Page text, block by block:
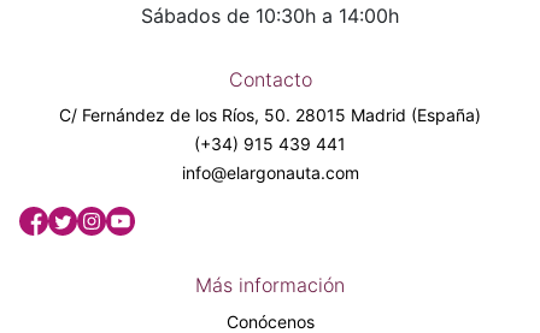
Sábados de 10:30h a 14:00h
Contacto
C/ Fernández de los Ríos, 50. 28015 Madrid (España)
(+34) 915 439 441
info@elargonauta.com
Más información
Conócenos